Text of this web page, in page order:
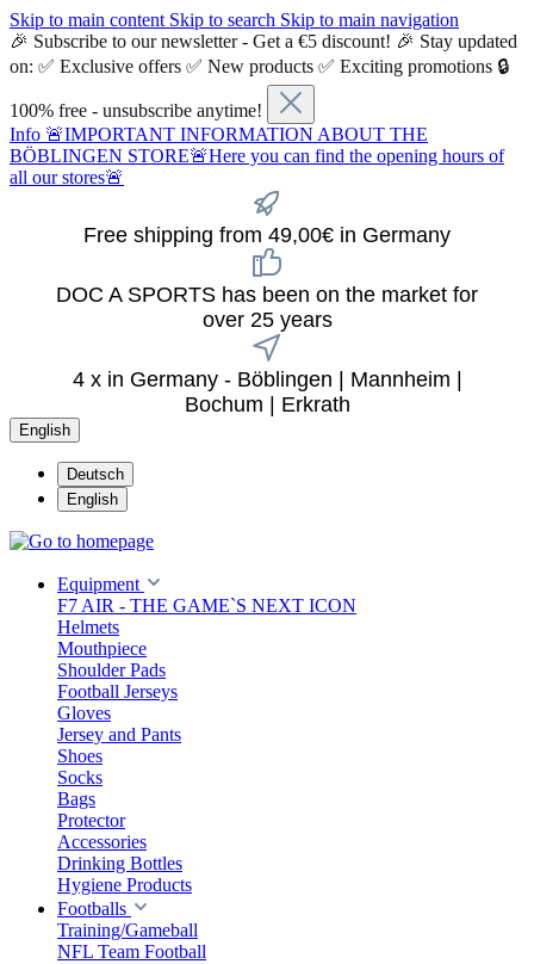
Skip to main content Skip to search Skip to main navigation
🎉 Subscribe to our newsletter - Get a €5 discount! 🎉 Stay updated
on: ✅ Exclusive offers ✅ New products ✅ Exciting promotions 🔒
100% free - unsubscribe anytime!
Info 🚨IMPORTANT INFORMATION ABOUT THE
BÖBLINGEN STORE🚨Here you can find the opening hours of
all our stores🚨
Free shipping from 49,00€ in Germany
DOC A SPORTS has been on the market for
over 25 years
4 x in Germany - Böblingen | Mannheim |
Bochum | Erkrath
English
Deutsch
English
Equipment
F7 AIR - THE GAME`S NEXT ICON
Helmets
Mouthpiece
Shoulder Pads
Football Jerseys
Gloves
Jersey and Pants
Shoes
Socks
Bags
Protector
Accessories
Drinking Bottles
Hygiene Products
Footballs
Training/Gameball
NFL Team Football